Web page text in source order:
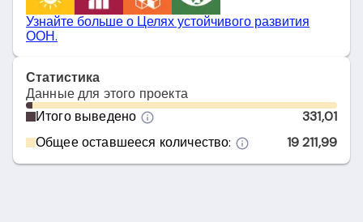
Узнайте больше о Целях устойчивого развития
ООН.
Статистика
Данные для этого проекта
Итого выведено
331,01
Общее оставшееся количество:
19 211,99